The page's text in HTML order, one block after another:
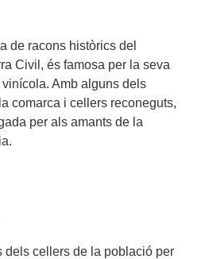
de racons històrics del
Civil, és famosa per la seva
Amb alguns dels
comarca i cellers reconeguts,
per als amants de la
dels cellers de la població per